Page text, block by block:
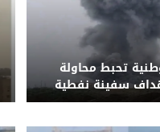
تحبط محاولة
سفينة نفطية
المخا